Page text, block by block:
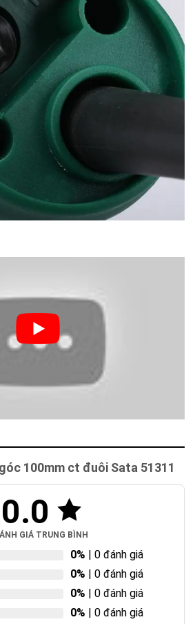
100mm ct đuôi Sata 51311
0.0
GIÁ TRUNG BÌNH
0% | 0 đánh giá
0% | 0 đánh giá
0% | 0 đánh giá
0% | 0 đánh giá